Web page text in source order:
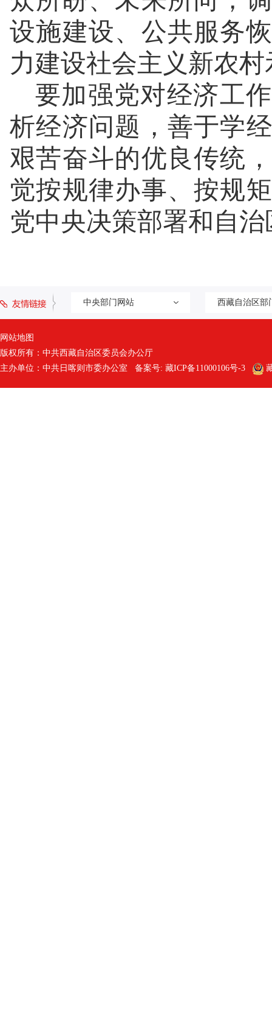
设施建设、公共服务
力建设社会主义新农
要加强党对经济工
析经济问题，善于学
艰苦奋斗的优良传统
觉按规律办事、按规
党中央决策部署和自
中央部门网站 西藏自治区部
网站地图
版权所有：中共西藏自治区委员会办公厅
主办单位：中共日喀则市委办公室 备案号: 藏ICP备11000106号-3